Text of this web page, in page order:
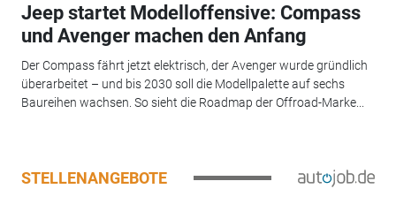
Jeep startet Modelloffensive: Compass
und Avenger machen den Anfang
Der Compass fährt jetzt elektrisch, der Avenger wurde gründlich
überarbeitet – und bis 2030 soll die Modellpalette auf sechs
Baureihen wachsen. So sieht die Roadmap der Offroad-Marke...
STELLENANGEBOTE